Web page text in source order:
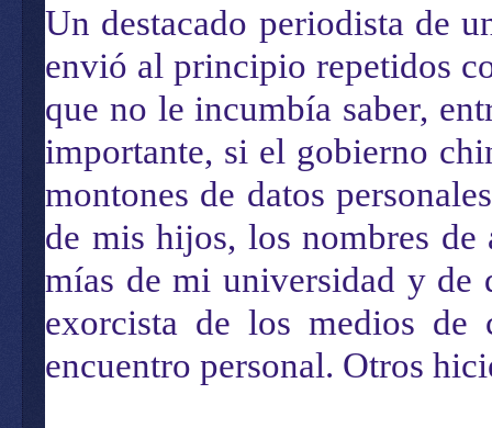
Un destacado periodista de
envió al principio repetidos
que no le incumbía saber,
importante, si el gobierno
montones de datos
de mis hijos, los nombres
mías de mi universidad y de
exorcista de los medios de
encuentro personal. Otros